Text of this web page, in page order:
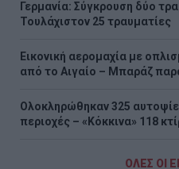
Γερμανία: Σύγκρουση δύο
Τουλάχιστον 25 τραυματίες
Εικονική αερομαχία με
από το Αιγαίο – Μπαράζ
Ολοκληρώθηκαν 325
περιοχές – «Κόκκινα» 118
ΟΛΕΣ ΟΙ